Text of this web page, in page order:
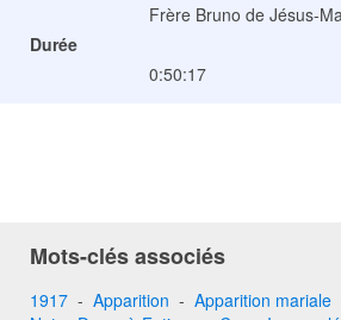
Frère Bruno de Jésus-
Durée
0:50:17
Mots-clés associés
1917 - Apparition - Apparition mariale